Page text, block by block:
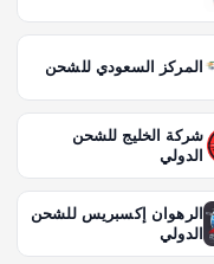
المركز السعودي للشحن
شركة الخليج للشحن
الدولي
الرهوان إكسبريس للشحن
الدولي